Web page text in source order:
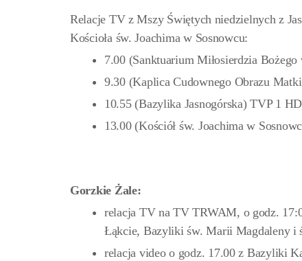
Relacje TV z Mszy Świętych niedzielnych z
Kościoła św. Joachima w Sosnowcu:
7.00 (Sanktuarium Miłosierdzia
9.30 (Kaplica Cudownego Obrazu
10.55 (Bazylika Jasnogórska) TVP 1
13.00 (Kościół św. Joachima w
Gorzkie Żale:
relacja TV na TV TRWAM, o godz.
Łąkcie, Bazyliki św. Marii Magdaleny i
relacja video o godz. 17.00 z Bazyliki